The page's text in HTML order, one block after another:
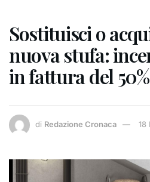
Sostituisci o
nuova stufa:
in fattura del
di Redazione Cronaca 18